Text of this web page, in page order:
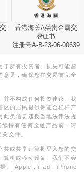
香港海关A类贵金属交
易证书
注册号A-B-23-06-00639
于所有投资者。损失可能超
意见，确保您在交易前完全
并不构成任何投资建议。我
区的居民提供保证金杠杆产
此类信息违反当地法律法规
持有任何金融产品前，请
文件。
共或共享计算机登入您的交
算机或移动设备。我们不会
。 Apple，iPad，iPhone